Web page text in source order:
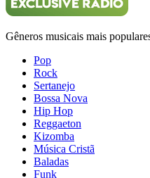
Gêneros musicais mais
Pop
Rock
Sertanejo
Bossa Nova
Hip Hop
Reggaeton
Kizomba
Música Cristã
Baladas
Funk